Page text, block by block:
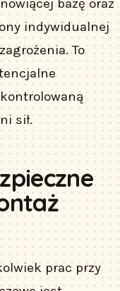
bazę oraz
indywidualnej
To
sił.
prac przy